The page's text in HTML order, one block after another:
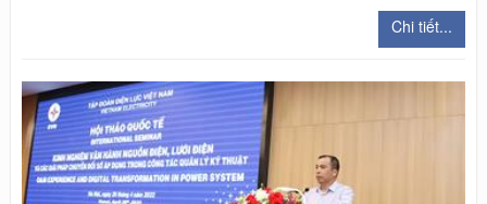
Chi tiết...